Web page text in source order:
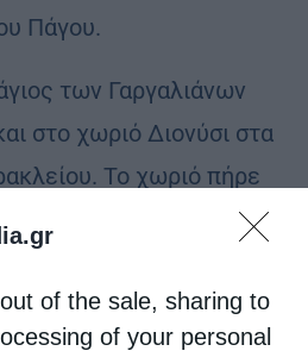
of the sale, sharing to
of your personal
Πάγου.
των Γαργαλιάνων
στο χωριό Διονύσι στα
Το χωριό πήρε
άγιο και είναι το μόνο
του Αρεοπαγίτη.